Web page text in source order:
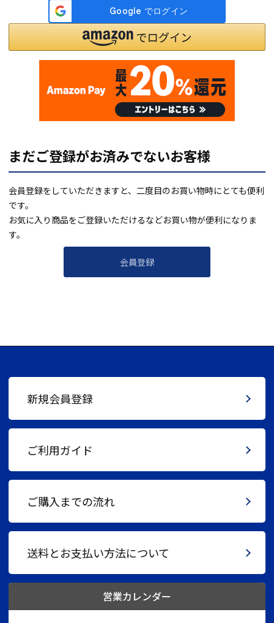
まだご登録がお済みでないお客様
会員登録をしていただきますと、二度目のお買い物時にとても便利
です。
お気に入り商品をご登録いただけるなどお買い物が便利になりま
す。
会員登録
新規会員登録
ご利用ガイド
ご購入までの流れ
送料とお支払い方法について
営業カレンダー